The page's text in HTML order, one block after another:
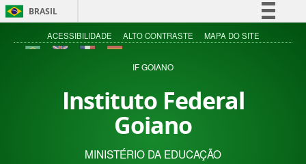
BRASIL
Simplifique!
Acesso à informação
ACESSIBILIDADE ALTO CONTRASTE MAPA DO SITE
IF GOIANO
Instituto Federal
Goiano
MINISTÉRIO DA EDUCAÇÃO